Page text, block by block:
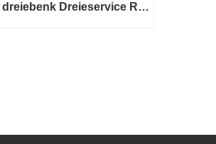
CNC dreiebenk Dreieservice Rustfritt stål dreiedeler